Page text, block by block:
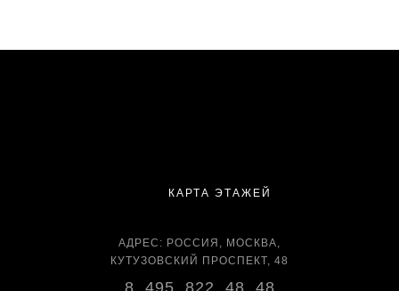
КАРТА ЭТАЖЕЙ
АДРЕС: РОССИЯ, МОСКВА,
КУТУЗОВСКИЙ ПРОСПЕКТ, 48